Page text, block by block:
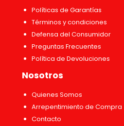
Políticas de Garantías
Términos y condiciones
Defensa del Consumidor
Preguntas Frecuentes
Política de Devoluciones
Nosotros
Quienes Somos
Arrepentimiento de Compra
Contacto